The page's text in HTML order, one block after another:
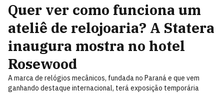
Quer ver como funciona um
ateliê de relojoaria? A Statera
inaugura mostra no hotel
Rosewood
A marca de relógios mecânicos, fundada no Paraná e que vem
ganhando destaque internacional, terá exposição temporária